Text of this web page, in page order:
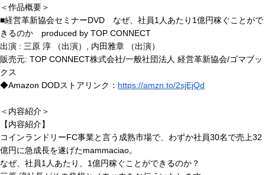
＜作品概要＞
■経営革新協会セミナーDVD なぜ、社員1人あたり1億円稼ぐことがで
きるのか produced by TOP CONNECT
出演 : 三原 淳 （出演）, 内田雅章 （出演）
販売元: TOP CONNECT株式会社/一般社団法人 経営革新協会/ゴマブッ
クス
◆Amazon DODストアリンク： https://amzn.to/2sjEjQd
＜内容紹介＞
【内容紹介】
コインランドリーFC事業と言う成熟市場で、わずか社員30名で売上32
億円に急成長を遂げたmammaciao。
なぜ、社員1人あたり、1億円稼ぐことができるのか？